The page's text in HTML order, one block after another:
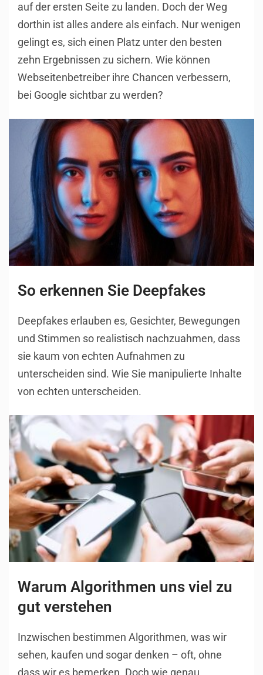
auf der ersten Seite zu landen. Doch der Weg
dorthin ist alles andere als einfach. Nur wenigen
gelingt es, sich einen Platz unter den besten
zehn Ergebnissen zu sichern. Wie können
Webseitenbetreiber ihre Chancen verbessern,
bei Google sichtbar zu werden?
So erkennen Sie Deepfakes
Deepfakes erlauben es, Gesichter, Bewegungen
und Stimmen so realistisch nachzuahmen, dass
sie kaum von echten Aufnahmen zu
unterscheiden sind. Wie Sie manipulierte Inhalte
von echten unterscheiden.
Warum Algorithmen uns viel zu
gut verstehen
Inzwischen bestimmen Algorithmen, was wir
sehen, kaufen und sogar denken – oft, ohne
dass wir es bemerken. Doch wie genau